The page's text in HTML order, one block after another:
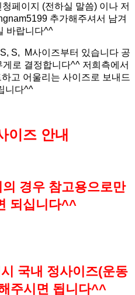
페이지 (전하실 말씀) 이나 저
추가해주셔서 남겨
바랍니다^^
S, M사이즈부터 있습니다 공
로 결정합니다^^ 저희측에서
고 어울리는 사이즈로 보내드
니다^^
이즈 안내
경우 참고용으로만
되십니다^^
국내 정사이즈(운동
주시면 됩니다^^